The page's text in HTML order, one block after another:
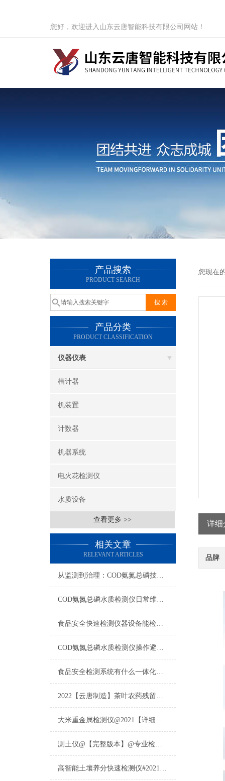
您好，欢迎进入山东云唐智能科技有限公司网站！
产品搜索
PRODUCT SEARCH
产品分类
PRODUCT CLASSIFICATION
仪器仪表
槽计器
机装置
计数器
机器系统
电火花检测仪
水质设备
查看更多 >>
相关文章
RELEVANT ARTICLES
从监测到治理：COD氨氮总磷技术的双领域实战解析
COD氨氮总磷水质检测仪日常维护与试剂管理，降低故障率就靠这几招
食品安全快速检测仪器设备能检什么？一张表说清适用范围
COD氨氮总磷水质检测仪操作避坑指南：这几个步骤直接影响数据准确性
食品安全检测系统有什么一体化配置·2023仪器仪表推荐·山东云唐
2022【云唐制造】茶叶农药残留检测仪多少钱一台@山东云唐仪器仪表制造
大米重金属检测仪@2021【详细版本】@专业检测大米重金属仪器仪表
测土仪@【完整版本】@专业检测土壤的仪器仪表
高智能土壤养分快速检测仪#2021【土壤养分检测专用仪器仪表】
您现在
详细
品牌